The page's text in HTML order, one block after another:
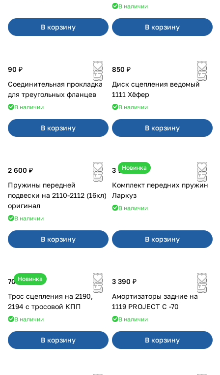
В корзину
В наличии
В корзину
90 ₽
Соединительная прокладка
для треугольных фланцев
В наличии
В корзину
850 ₽
Диск сцепления ведомый
1111 Хёфер
В наличии
В корзину
2 600 ₽
Пружины передней
подвески на 2110-2112 (16кл)
оригинал
В наличии
В корзину
Новинка
3 900 ₽
Комплект передних пружин
Ларкуз
В наличии
В корзину
Новинка
700 ₽
Трос сцепления на 2190,
2194 с тросовой КПП
В наличии
В корзину
3 390 ₽
Амортизаторы задние на
1119 PROJECT С -70
В наличии
В корзину